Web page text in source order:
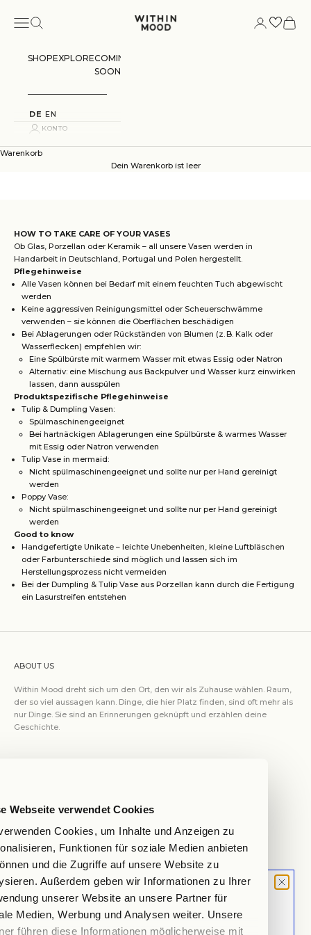
Webseite verwendet Cookies
Cookies, um Inhalte und Anzeigen zu
Funktionen für soziale Medien anbieten
und die Zugriffe auf unsere Website zu
Außerdem geben wir Informationen zu Ihrer
unserer Website an unsere Partner für
Medien, Werbung und Analysen weiter. Unsere
führen diese Informationen möglicherweise mit
Within Mood
Menü
Suchen Konto
SHOPEXPLORECOMING
SOON
DE EN
KONTO
Warenkorb
Dein Warenkorb ist leer
HOW TO TAKE CARE OF YOUR VASES
Ob Glas, Porzellan oder Keramik – all unsere Vasen werden in
Handarbeit in Deutschland, Portugal und Polen hergestellt.
Pflegehinweise
Alle Vasen können bei Bedarf mit einem feuchten Tuch abgewischt
werden
Keine aggressiven Reinigungsmittel oder Scheuerschwämme
verwenden – sie können die Oberflächen beschädigen
Bei Ablagerungen oder Rückständen von Blumen (z. B. Kalk oder
Wasserflecken) empfehlen wir:
Eine Spülbürste mit warmem Wasser mit etwas Essig oder Natron
Alternativ: eine Mischung aus Backpulver und Wasser kurz einwirken
lassen, dann ausspülen
Produktspezifische Pflegehinweise
Tulip & Dumpling Vasen:
Spülmaschinengeeignet
Bei hartnäckigen Ablagerungen eine Spülbürste & warmes Wasser
mit Essig oder Natron verwenden
Tulip Vase in mermaid:
Nicht spülmaschinengeeignet und sollte nur per Hand gereinigt
werden
Poppy Vase:
Nicht spülmaschinengeeignet und sollte nur per Hand gereinigt
werden
Good to know
Handgefertigte Unikate – leichte Unebenheiten, kleine Luftbläschen
oder Farbunterschiede sind möglich und lassen sich im
Herstellungsprozess nicht vermeiden
Bei der Dumpling & Tulip Vase aus Porzellan kann durch die Fertigung
ein Lasurstreifen entstehen
ABOUT US
Within Mood dreht sich um den Ort, den wir als Zuhause wählen. Raum,
der so viel aussagen kann. Dinge, die hier Platz finden, sind oft mehr als
nur Dinge. Sie sind an Erinnerungen geknüpft und erzählen deine
Geschichte.
AGB
Datenschutz
Cookie Einstellungen
Widerrufsrecht
Versand & Rücksendungen
MOOD LETTER
Sign up and don't miss any launches,
updates & specials.